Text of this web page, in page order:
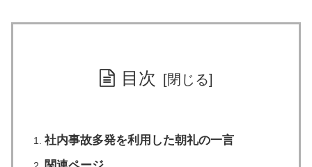
目次
社内事故多発を利用した朝礼の一言